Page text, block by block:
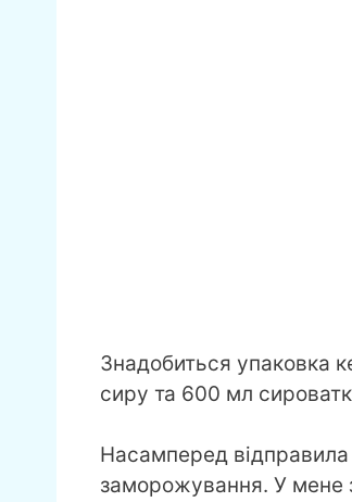
Знадобиться упаковка
сиру та 600 мл
Насамперед
заморожування. У мене